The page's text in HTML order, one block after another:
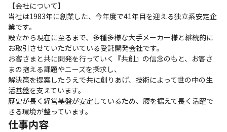
【会社について】
当社は1983年に創業した、今年度で41年目を迎える独立系安定企
業です。
設立から現在に至るまで、多種多様な大手メーカー様と継続的に
お取引させていただいている受託開発会社です。
お客さまと共に開発を行っていく『共創』の信念のもと、お客さ
まの抱える課題やニーズを探求し、
解決策を提案したうえで共に創りあげ、技術によって世の中の生
活基盤を支えています。
歴史が長く経営基盤が安定しているため、腰を据えて長く活躍で
きる環境が整っています。
仕事内容